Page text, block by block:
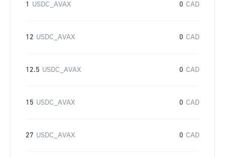
1 USDC_AVAX 0 CAD
12 USDC_AVAX 0 CAD
12.5 USDC_AVAX 0 CAD
15 USDC_AVAX 0 CAD
27 USDC_AVAX 0 CAD